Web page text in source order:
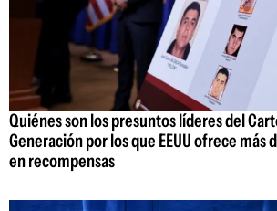
Quiénes son los presuntos líderes del
Generación por los que EEUU ofrece más
en recompensas